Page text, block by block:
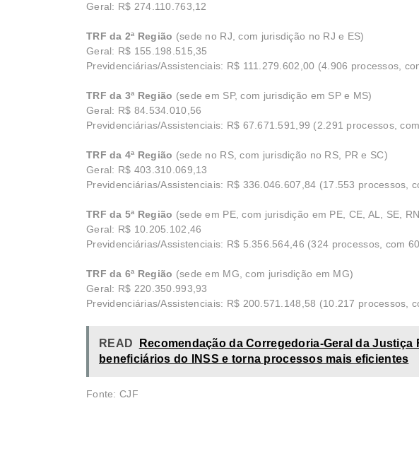
Geral: R$ 274.110.763,12
TRF da 2ª Região (sede no RJ, com jurisdição no RJ e ES)
Geral: R$ 155.198.515,35
Previdenciárias/Assistenciais: R$ 111.279.602,00 (4.906 processos,
TRF da 3ª Região (sede em SP, com jurisdição em SP e MS)
Geral: R$ 84.534.010,56
Previdenciárias/Assistenciais: R$ 67.671.591,99 (2.291 processos,
TRF da 4ª Região (sede no RS, com jurisdição no RS, PR e SC)
Geral: R$ 403.310.069,13
Previdenciárias/Assistenciais: R$ 336.046.607,84 (17.553 processos,
TRF da 5ª Região (sede em PE, com jurisdição em PE, CE, AL, SE,
Geral: R$ 10.205.102,46
Previdenciárias/Assistenciais: R$ 5.356.564,46 (324 processos, com
TRF da 6ª Região (sede em MG, com jurisdição em MG)
Geral: R$ 220.350.993,93
Previdenciárias/Assistenciais: R$ 200.571.148,58 (10.217 processos,
READ
Recomendação da Corregedoria-Geral da
beneficiários do INSS e torna processos mais eficientes
Fonte: CJF